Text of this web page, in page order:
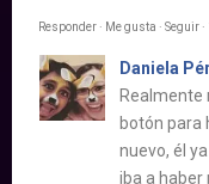
Responder · Me gusta · Seguir
Daniela
Realmente
botón para
nuevo, él
iba a haber